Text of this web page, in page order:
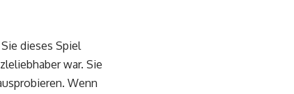
dieses Spiel
war. Sie
Wenn